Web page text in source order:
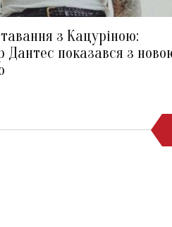
з Кацуріною:
Дантес показався з